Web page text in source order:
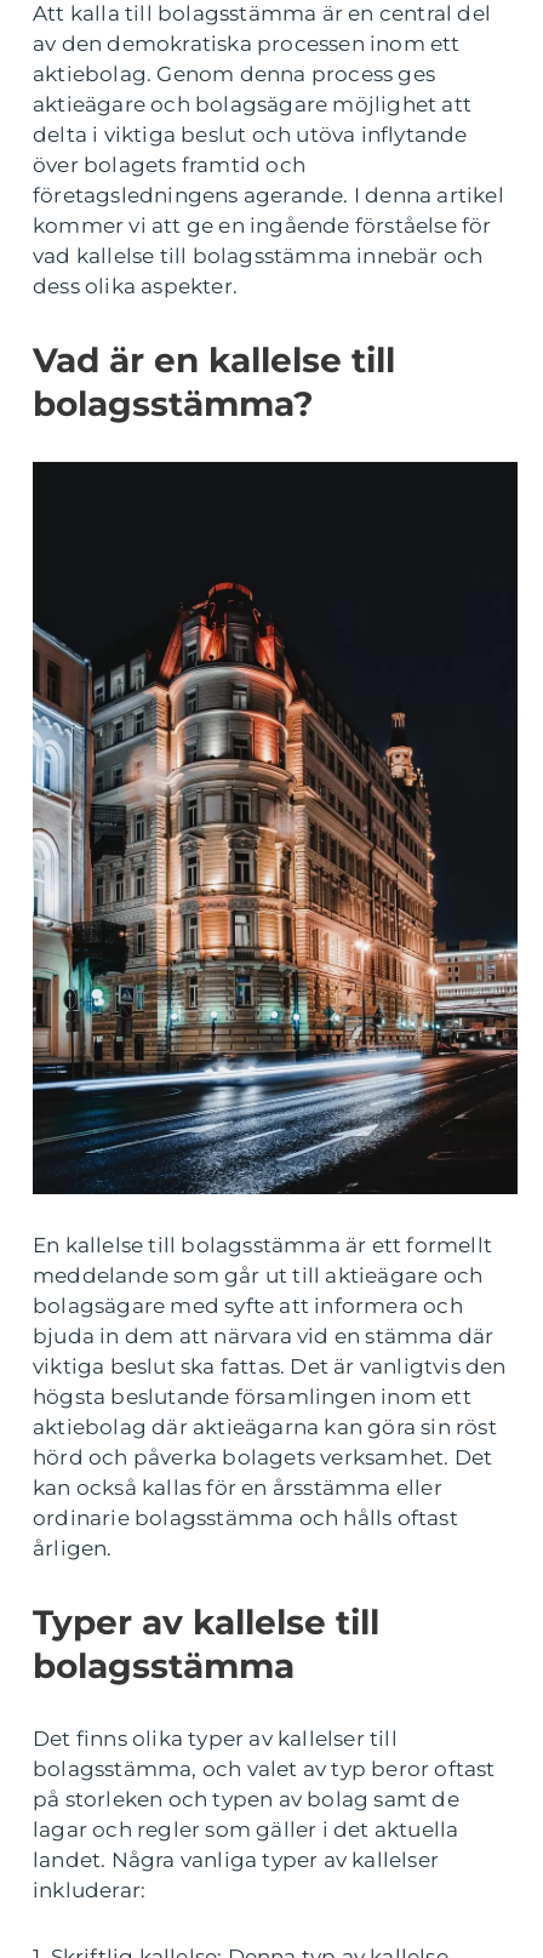
Att kalla till bolagsstämma är en central del
av den demokratiska processen inom ett
aktiebolag. Genom denna process ges
aktieägare och bolagsägare möjlighet att
delta i viktiga beslut och utöva inflytande
över bolagets framtid och
företagsledningens agerande. I denna artikel
kommer vi att ge en ingående förståelse för
vad kallelse till bolagsstämma innebär och
dess olika aspekter.
Vad är en kallelse till
bolagsstämma?
En kallelse till bolagsstämma är ett formellt
meddelande som går ut till aktieägare och
bolagsägare med syfte att informera och
bjuda in dem att närvara vid en stämma där
viktiga beslut ska fattas. Det är vanligtvis den
högsta beslutande församlingen inom ett
aktiebolag där aktieägarna kan göra sin röst
hörd och påverka bolagets verksamhet. Det
kan också kallas för en årsstämma eller
ordinarie bolagsstämma och hålls oftast
årligen.
Typer av kallelse till
bolagsstämma
Det finns olika typer av kallelser till
bolagsstämma, och valet av typ beror oftast
på storleken och typen av bolag samt de
lagar och regler som gäller i det aktuella
landet. Några vanliga typer av kallelser
inkluderar: